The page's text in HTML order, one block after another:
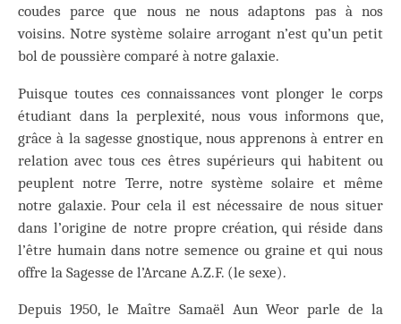
coudes parce que nous ne nous adaptons pas à nos
voisins. Notre système solaire arrogant n’est qu’un petit
bol de poussière comparé à notre galaxie.
Puisque toutes ces connaissances vont plonger le corps
étudiant dans la perplexité, nous vous informons que,
grâce à la sagesse gnostique, nous apprenons à entrer en
relation avec tous ces êtres supérieurs qui habitent ou
peuplent notre Terre, notre système solaire et même
notre galaxie. Pour cela il est nécessaire de nous situer
dans l’origine de notre propre création, qui réside dans
l’être humain dans notre semence ou graine et qui nous
offre la Sagesse de l’Arcane A.Z.F. (le sexe).
Depuis 1950, le Maître Samaël Aun Weor parle de la